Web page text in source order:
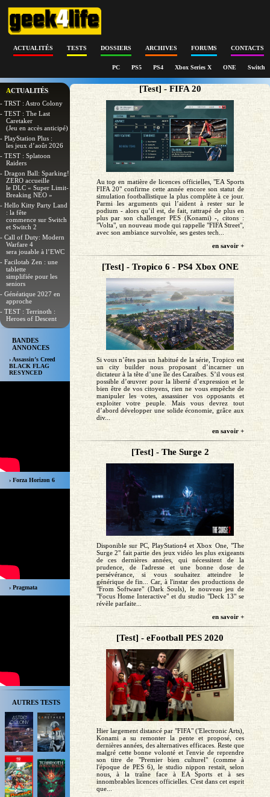
ACTUALITÉS TESTS DOSSIERS ARCHIVES FORUMS CONTACTS
PC PS5 PS4 Xbox Series X ONE Switch
ACTUALITÉS
- TRST : Astro Colony
- TEST : The Last
Caretaker
(Jeu en accès anticipé)
- PlayStation Plus :
les jeux d’août 2026
- TEST : Splatoon
Raiders
- Dragon Ball: Sparking!
ZERO accueille
le DLC « Super Limit-
Breaking NEO »
- Hello Kitty Party Land
: la fête
commence sur Switch
et Switch 2
- Call of Duty: Modern
Warfare 4
sera jouable à l’EWC
- Facilotab Zen : une
tablette
simplifiée pour les
seniors
- Généatique 2027 en
approche
- TEST : Terrinoth :
Heroes of Descent
BANDES
ANNONCES
› Assassin’s Creed
BLACK FLAG
RESYNCED
› Forza Horizon 6
› Pragmata
AUTRES TESTS
[Test] - FIFA 20
Au top en matière de licences officielles, "EA Sports
FIFA 20" confirme cette année encore son statut de
simulation footballistique la plus complète à ce jour.
Parmi les arguments qui l’aident à rester sur le
podium - alors qu’il est, de fait, rattrapé de plus en
plus par son challenger PES (Konami) -, citons :
"Volta", un nouveau mode qui rappelle "FIFA Street",
avec son ambiance survoltée, ses gestes tech...
en savoir +
[Test] - Tropico 6 - PS4 Xbox ONE
Si vous n’êtes pas un habitué de la série, Tropico est
un city builder nous proposant d’incarner un
dictateur à la tête d’une île des Caraïbes. S’il vous est
possible d’œuvrer pour la liberté d’expression et le
bien être de vos citoyens, rien ne vous empêche de
manipuler les votes, assassiner vos opposants et
exploiter votre peuple. Mais vous devrez tout
d’abord développer une solide économie, grâce aux
div...
en savoir +
[Test] - The Surge 2
Disponible sur PC, PlayStation4 et Xbox One, "The
Surge 2" fait partie des jeux vidéo les plus exigeants
de ces dernières années, qui nécessitent de la
prudence, de l'adresse et une bonne dose de
persévérance, si vous souhaitez atteindre le
générique de fin... Car, à l'instar des productions de
"From Software" (Dark Souls), le nouveau jeu de
"Focus Home Interactive" et du studio "Deck 13" se
révèle parfaite...
en savoir +
[Test] - eFootball PES 2020
Hier largement distancé par "FIFA" ('Electronic Arts),
Konami a su remonter la pente et proposé, ces
dernières années, des alternatives efficaces. Reste que
malgré cette bonne volonté et l'envie de reprendre
son titre de "Premier bien culturel" (comme à
l'époque de PES 6), le studio nippon restait, selon
nous, à la traîne face à EA Sports et à ses
innombrables licences officielles. C'est dans cet esprit
que...